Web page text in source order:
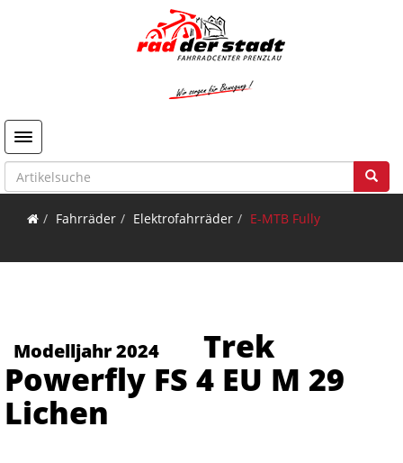
Toggle navigation
Fahrräder Elektrofahrräder E-MTB Fully
Modelljahr 2024
Trek
Powerfly FS 4 EU M 29
Lichen